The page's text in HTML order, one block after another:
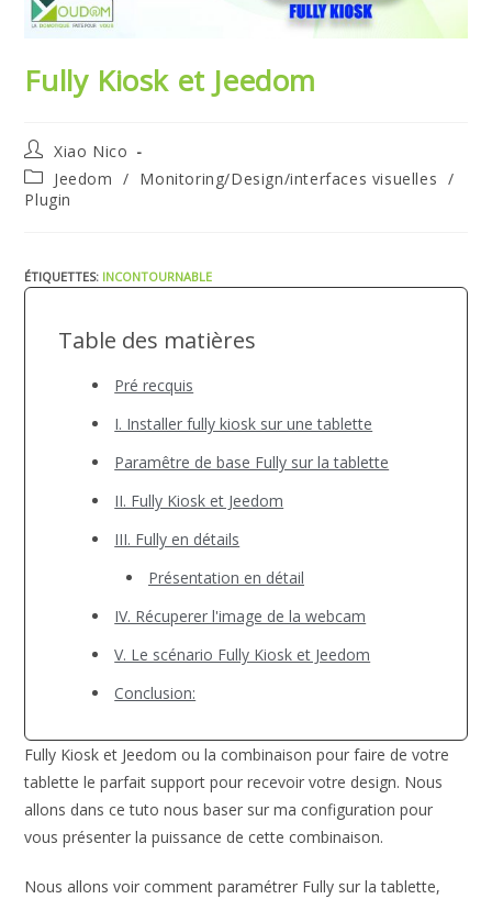
Fully Kiosk et Jeedom
Auteur/autrice
de
la
publication :
Xiao Nico
Post
category:
Jeedom / Monitoring/Design/interfaces visuelles /
Plugin
ÉTIQUETTES: INCONTOURNABLE
Table des matières
Pré recquis
I. Installer fully kiosk sur une tablette
Paramêtre de base Fully sur la tablette
II. Fully Kiosk et Jeedom
III. Fully en détails
Présentation en détail
IV. Récuperer l'image de la webcam
V. Le scénario Fully Kiosk et Jeedom
Conclusion:
Fully Kiosk et Jeedom ou la combinaison pour faire de votre
tablette le parfait support pour recevoir votre design. Nous
allons dans ce tuto nous baser sur ma configuration pour
vous présenter la puissance de cette combinaison.
Nous allons voir comment paramétrer Fully sur la tablette,